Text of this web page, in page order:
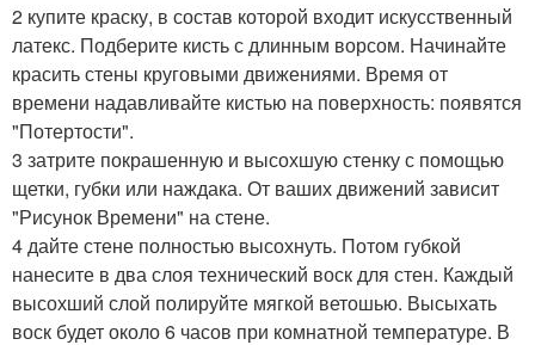
2 купите краску, в состав которой входит искусственный
латекс. Подберите кисть с длинным ворсом. Начинайте
красить стены круговыми движениями. Время от
времени надавливайте кистью на поверхность: появятся
"Потертости".
3 затрите покрашенную и высохшую стенку с помощью
щетки, губки или наждака. От ваших движений зависит
"Рисунок Времени" на стене.
4 дайте стене полностью высохнуть. Потом губкой
нанесите в два слоя технический воск для стен. Каждый
высохший слой полируйте мягкой ветошью. Высыхать
воск будет около 6 часов при комнатной температуре. В